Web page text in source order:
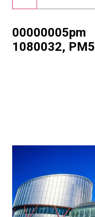
00000005pm
1080032, PM5